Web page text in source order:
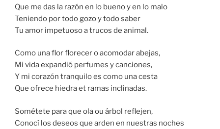
Que me das la razón en lo bueno y en lo malo
Teniendo por todo gozo y todo saber
Tu amor impetuoso a trucos de animal.
Como una flor florecer o acomodar abejas,
Mi vida expandió perfumes y canciones,
Y mi corazón tranquilo es como una cesta
Que ofrece hiedra et ramas inclinadas.
Sométete para que ola ou árbol reflejen,
Conocí los deseos que arden en nuestras noches